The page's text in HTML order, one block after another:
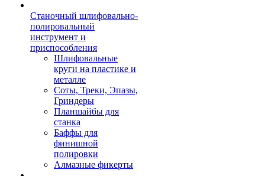
Станочный шлифовально-
полировальный
инструмент и
приспособления
Шлифовальные
круги на пластике и
металле
Соты, Треки, Эпазы,
Гриндеры
Планшайбы для
станка
Баффы для
финишной
полировки
Алмазные фикерты